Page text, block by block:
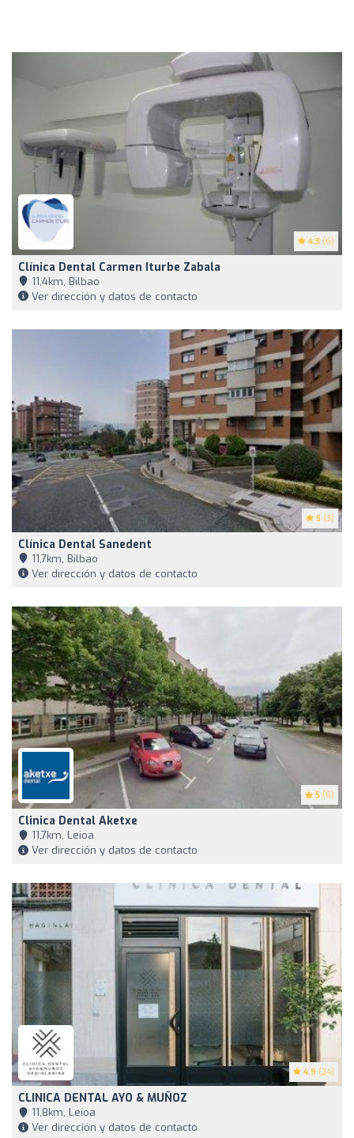
4.3 (6)
Clínica Dental Carmen Iturbe Zabala
11,4km, Bilbao
Ver dirección y datos de contacto
5 (3)
Clínica Dental Sanedent
11,7km, Bilbao
Ver dirección y datos de contacto
5 (6)
Clinica Dental Aketxe
11,7km, Leioa
Ver dirección y datos de contacto
4.9 (24)
CLINICA DENTAL AYO & MUÑOZ
11,8km, Leioa
Ver dirección y datos de contacto